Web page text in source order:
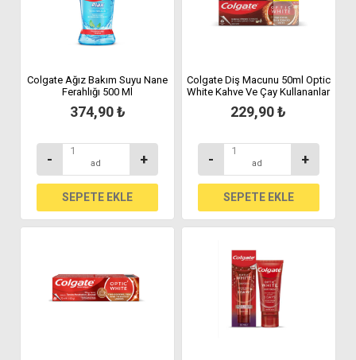
Colgate Ağız Bakım Suyu Nane
Ferahlığı 500 Ml
374,90 ₺
- ad +
Colgate Diş Macunu 50ml Optic
White Kahve Ve Çay Kullananlar
için 2li
229,90 ₺
- ad +